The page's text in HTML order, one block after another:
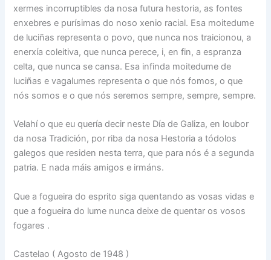
xermes incorruptibles da nosa futura hestoria, as fontes
enxebres e purísimas do noso xenio racial. Esa moitedume
de luciñas representa o povo, que nunca nos traicionou, a
enerxía coleitiva, que nunca perece, i, en fin, a espranza
celta, que nunca se cansa. Esa infinda moitedume de
luciñas e vagalumes representa o que nós fomos, o que
nós somos e o que nós seremos sempre, sempre, sempre.
Velahí o que eu quería decir neste Día de Galiza, en loubor
da nosa Tradición, por riba da nosa Hestoria a tódolos
galegos que residen nesta terra, que para nós é a segunda
patria. E nada máis amigos e irmáns.
Que a fogueira do esprito siga quentando as vosas vidas e
que a fogueira do lume nunca deixe de quentar os vosos
fogares .
Castelao ( Agosto de 1948 )